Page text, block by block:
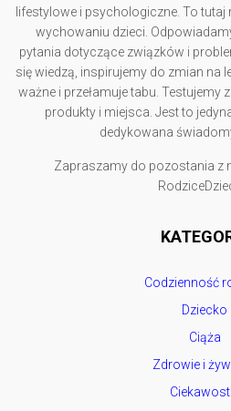
lifestylowe i psychologiczne. To
wychowaniu dzieci.
pytania dotyczące związków i
się wiedzą, inspirujemy do zmian na
ważne i przełamuje tabu. Testujemy
produkty i miejsca. Jest to
dedykowana
Zapraszamy do pozostania z
Codzienność
Dziecko
Ciąża
Zdrowie i